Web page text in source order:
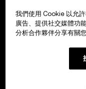
我們使用 Cookie 以允
廣告、提供社交媒體功
分析合作夥伴分享有關